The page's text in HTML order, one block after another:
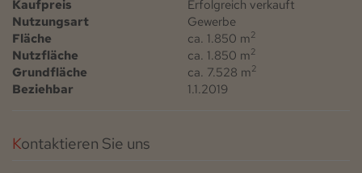
Kaufpreis
Erfolgreich verkauft
Nutzungsart
Gewerbe
Fläche
ca. 1.850 m2
Nutzfläche ca. 1.850 m2
Grundfläche ca. 7.528 m2
Beziehbar 1.1.2019
Kontaktieren Sie uns